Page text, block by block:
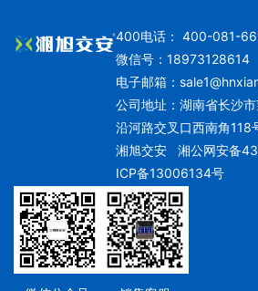
400电话： 400-081-
微信号：18973128614
电子邮箱：
公司地址：湖南省长沙
沿河路交叉口西南角118
湘旭交安湘公网安备
ICP备13006134号